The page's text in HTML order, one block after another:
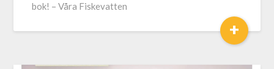
bok! – Våra Fiskevatten
+